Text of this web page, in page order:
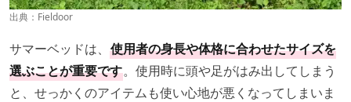
出典： Fieldoor
サマーベッドは、 使用者の身長や体格に合わせたサイズを
選ぶことが重要です。使用時に頭や足がはみ出してしまう
と、せっかくのアイテムも使い心地が悪くなってしまいま